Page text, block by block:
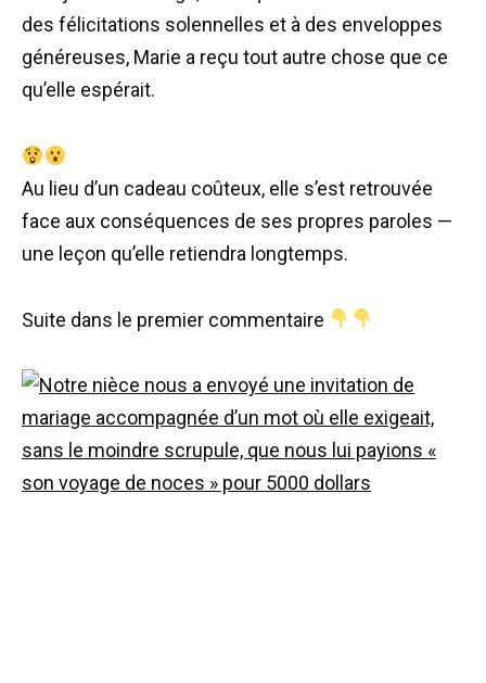
des félicitations solennelles et à des enveloppes
généreuses, Marie a reçu tout autre chose que ce
qu’elle espérait.
Au lieu d’un cadeau coûteux, elle s’est retrouvée
face aux conséquences de ses propres paroles —
une leçon qu’elle retiendra longtemps.
Suite dans le premier commentaire